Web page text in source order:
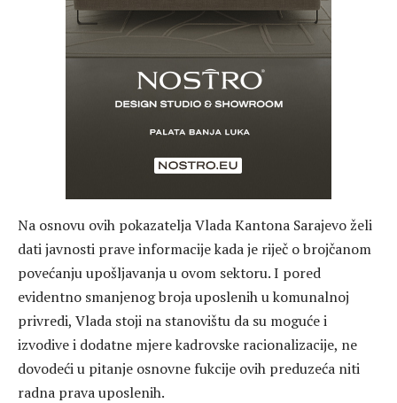
Na osnovu ovih pokazatelja Vlada Kantona Sarajevo želi
dati javnosti prave informacije kada je riječ o brojčanom
povećanju upošljavanja u ovom sektoru. I pored
evidentno smanjenog broja uposlenih u komunalnoj
privredi, Vlada stoji na stanovištu da su moguće i
izvodive i dodatne mjere kadrovske racionalizacije, ne
dovodeći u pitanje osnovne fukcije ovih preduzeća niti
radna prava uposlenih.